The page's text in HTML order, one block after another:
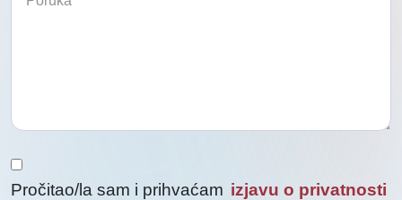
Pročitao/la sam i prihvaćam izjavu o privatnosti